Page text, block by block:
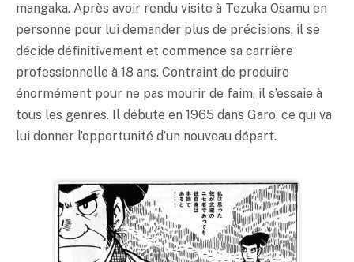
mangaka. Après avoir rendu visite à Tezuka Osamu en
personne pour lui demander plus de précisions, il se
décide définitivement et commence sa carrière
professionnelle à 18 ans. Contraint de produire
énormément pour ne pas mourir de faim, il s’essaie à
tous les genres. Il débute en 1965 dans Garo, ce qui va
lui donner l’opportunité d’un nouveau départ.